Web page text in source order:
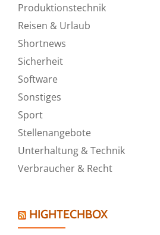
Produktionstechnik
Reisen & Urlaub
Shortnews
Sicherheit
Software
Sonstiges
Sport
Stellenangebote
Unterhaltung & Technik
Verbraucher & Recht
HIGHTECHBOX